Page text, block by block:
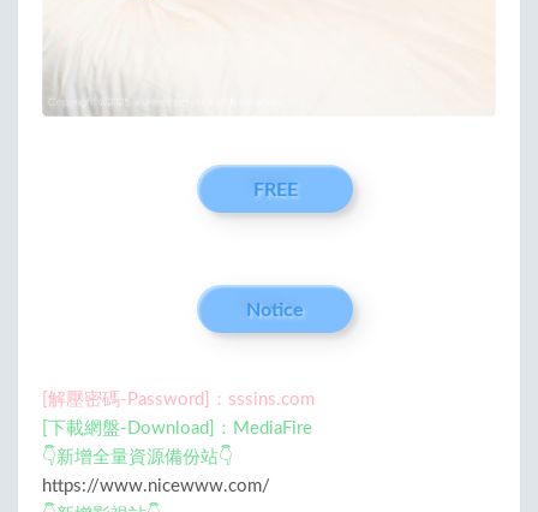
FREE
Notice
[解壓密碼-Password]：sssins.com
[下載網盤-Download]：MediaFire
👇新增全量資源備份站👇
https://www.nicewww.com/